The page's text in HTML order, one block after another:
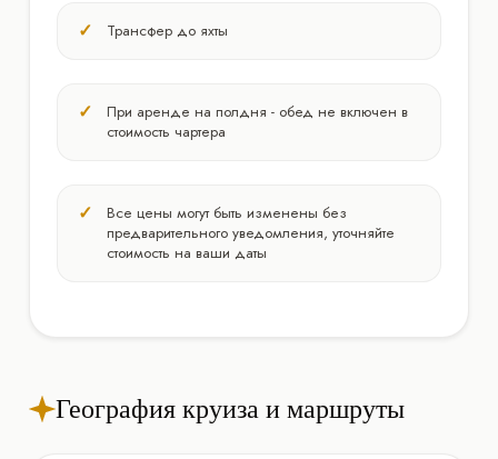
Трансфер до яхты
При аренде на полдня - обед не включен в
стоимость чартера
Все цены могут быть изменены без
предварительного уведомления, уточняйте
стоимость на ваши даты
География круиза и маршруты